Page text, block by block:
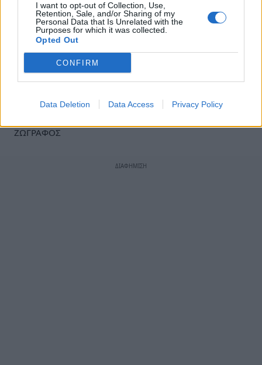
I want to opt-out of Collection, Use,
Retention, Sale, and/or Sharing of my
Personal Data that Is Unrelated with the
Purposes for which it was collected.
Opted Out
CONFIRM
Data Deletion Data Access Privacy Policy
Πηγή:SanSimera.gr
Ακολουθήστε τοnotospress.grστο Google News και
μάθετε πρώτοιόλες τις ειδήσεις
ΒΙΝΣΕΝΤ ΒΑΝ ΓΚΟΓΚ
ΣΑΝ ΣΗΜΕΡΑ
ΖΩΓΡΑΦΟΣ